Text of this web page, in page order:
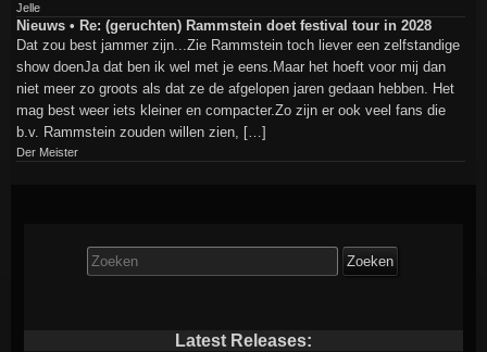
Jelle
Nieuws • Re: (geruchten) Rammstein doet festival tour in 2028
Dat zou best jammer zijn...Zie Rammstein toch liever een zelfstandige
show doenJa dat ben ik wel met je eens.Maar het hoeft voor mij dan
niet meer zo groots als dat ze de afgelopen jaren gedaan hebben. Het
mag best weer iets kleiner en compacter.Zo zijn er ook veel fans die
b.v. Rammstein zouden willen zien, […]
Der Meister
Zoek
naar:
Latest Releases: